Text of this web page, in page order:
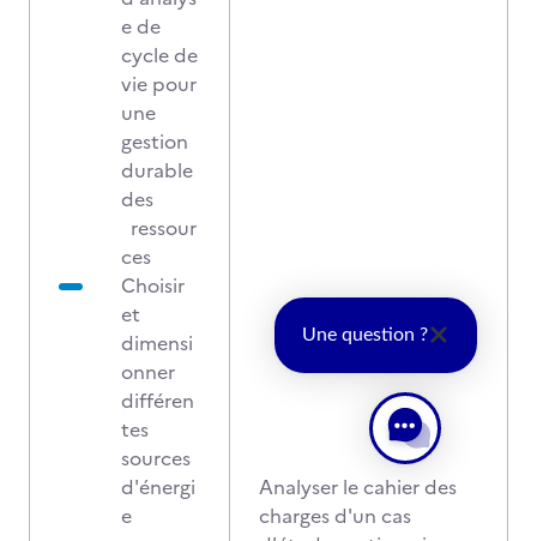
e de
cycle de
vie pour
une
gestion
durable
des
ressour
ces
Choisir
et
dimensi
onner
différen
tes
sources
d'énergi
e
Analyser le cahier des
charges d'un cas
Une question ?